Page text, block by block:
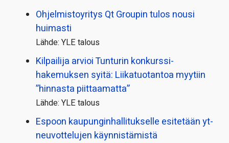
Ohjelmistoyritys Qt Groupin tulos nousi
huimasti
Lähde: YLE talous
Kilpailija arvioi Tunturin konkurssi­
hakemuksen syitä: Liikatuotantoa myytiin
”hinnasta piittaamatta”
Lähde: YLE talous
Espoon kaupungin­hallitukselle esitetään yt-
neuvottelujen käynnistämistä